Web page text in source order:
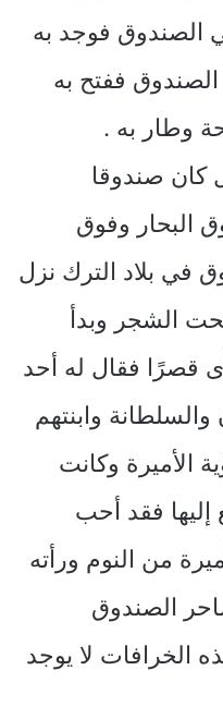
الصندوق فوجد به
الصندوق ففتح به
وطار به .
كان صندوقا
البحار وفوق
في بلاد الترك نزل
الشجر وبدأ
قصرًا فقال له أحد
وابنتهم
الأميرة وكانت
فقد أحب
من النوم ورأته
الصندوق
الخرافات لا يوجد